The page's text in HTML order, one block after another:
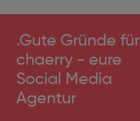
.Gute Gründe für
chaerry - eure
Social Media
Agentur